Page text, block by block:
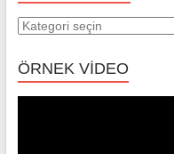
Kategoriler
ÖRNEK VİDEO